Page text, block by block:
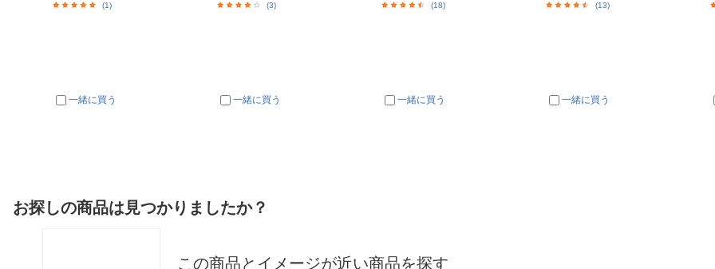
(1)
一緒に買う
(3)
一緒に買う
(18)
一緒に買う
(13)
一緒に買う
お探しの商品は見つかりましたか？
この商品とイメージが近い商品を探す